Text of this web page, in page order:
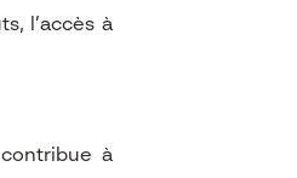
l’accès à
à